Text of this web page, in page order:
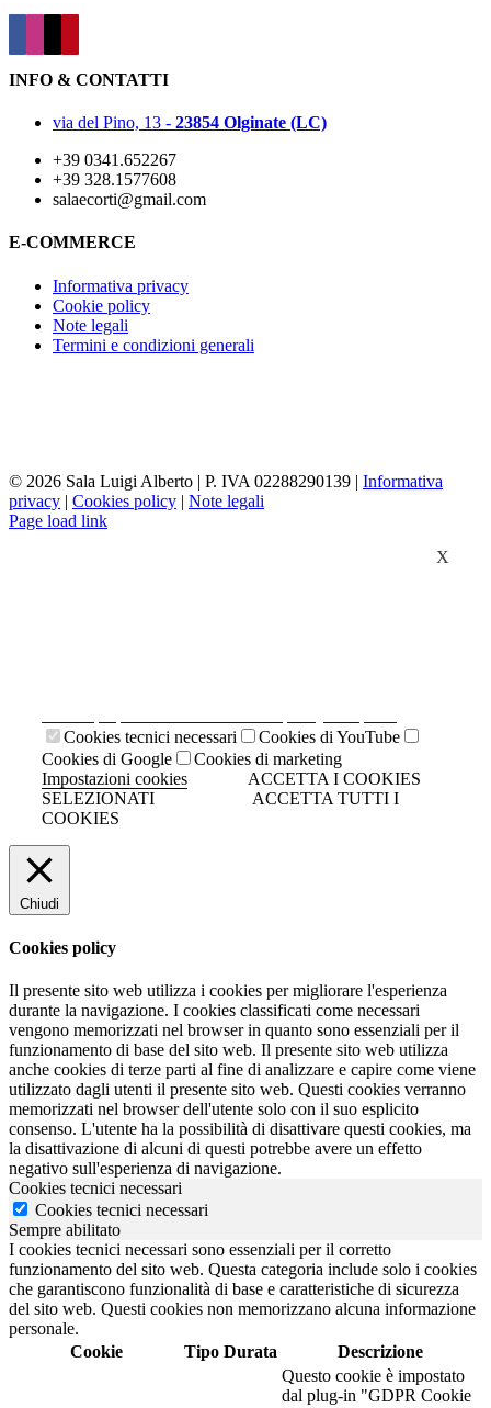
INFO & CONTATTI
via del Pino, 13 - 23854 Olginate (LC)
+39 0341.652267
+39 328.1577608
salaecorti@gmail.com
E-COMMERCE
Informativa privacy
Cookie policy
Note legali
Termini e condizioni generali
© 2026 Sala Luigi Alberto | P. IVA 02288290139 | Informativa
privacy | Cookies policy | Note legali
Page load link
X
Cookies tecnici necessari
Cookies di YouTube
Cookies di Google
Cookies di marketing
Impostazioni cookies
ACCETTA I COOKIES
SELEZIONATI
ACCETTA TUTTI I
COOKIES
Chiudi
Cookies policy
Il presente sito web utilizza i cookies per migliorare l'esperienza
durante la navigazione. I cookies classificati come necessari
vengono memorizzati nel browser in quanto sono essenziali per il
funzionamento di base del sito web. Il presente sito web utilizza
anche cookies di terze parti al fine di analizzare e capire come viene
utilizzato dagli utenti il presente sito web. Questi cookies verranno
memorizzati nel browser dell'utente solo con il suo esplicito
consenso. L'utente ha la possibilità di disattivare questi cookies, ma
la disattivazione di alcuni di questi potrebbe avere un effetto
negativo sull'esperienza di navigazione.
Cookies tecnici necessari
Cookies tecnici necessari
Sempre abilitato
I cookies tecnici necessari sono essenziali per il corretto
funzionamento del sito web. Questa categoria include solo i cookies
che garantiscono funzionalità di base e caratteristiche di sicurezza
del sito web. Questi cookies non memorizzano alcuna informazione
personale.
Cookie
Tipo Durata Descrizione
Questo cookie è impostato
dal plug-in "GDPR Cookie